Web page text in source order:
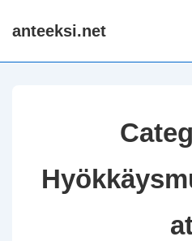
Skipanteeksi.net